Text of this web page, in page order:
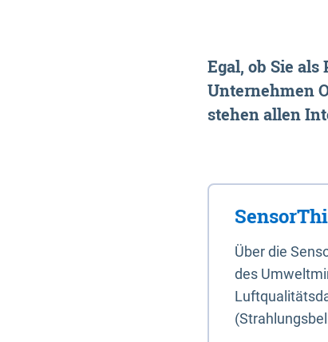
Egal, ob Sie
Unternehmen
stehen allen
Über die
des